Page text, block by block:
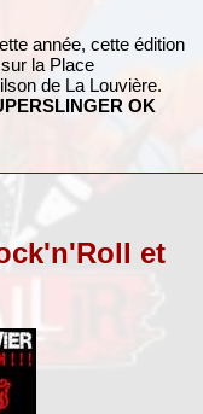
année, cette édition
la Place
de La Louvière.
OK
et